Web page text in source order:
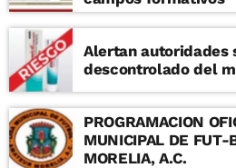
Alertan autoridades
descontrolado del
PROGRAMACION
MUNICIPAL DE FUT-
MORELIA, A.C.